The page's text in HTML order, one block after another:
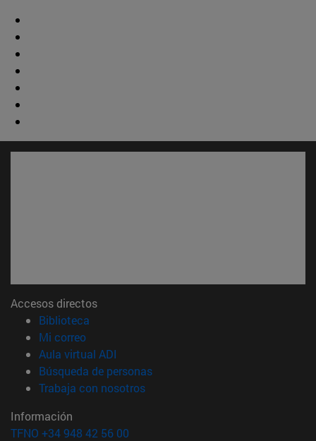
Accesos directos
Biblioteca
Mi correo(abre en nueva ventana)
Aula virtual ADI
Búsqueda de personas(abre en nueva ventana)
Trabaja con nosotros(abre en nueva ventana)
Información
TFNO +34 948 42 56 00